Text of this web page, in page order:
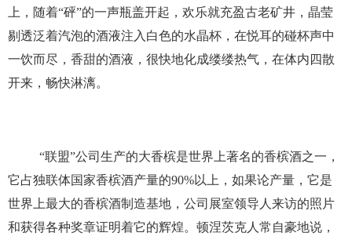
上，随着“砰”的一声瓶盖开起，欢乐就充盈古老矿井，晶莹
剔透泛着汽泡的酒液注入白色的水晶杯，在悦耳的碰杯声中
一饮而尽，香甜的酒液，很快地化成缕缕热气，在体内四散
开来，畅快淋漓。
“联盟”公司生产的大香槟是世界上著名的香槟酒之一，
它占独联体国家香槟酒产量的90%以上，如果论产量，它是
世界上最大的香槟酒制造基地，公司展室领导人来访的照片
和获得各种奖章证明着它的辉煌。顿涅茨克人常自豪地说，